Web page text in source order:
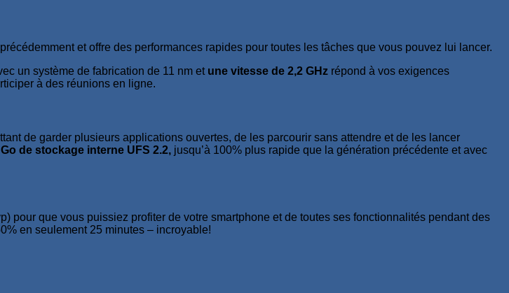
et offre des performances rapides pour toutes les tâches que vous pouvez lui lancer.
un système de fabrication de 11 nm et une vitesse de 2,2 GHz répond à vos exigences
à des réunions en ligne.
de garder plusieurs applications ouvertes, de les parcourir sans attendre et de les lancer
de stockage interne UFS 2.2, jusqu’à 100% plus rapide que la génération précédente et avec
pour que vous puissiez profiter de votre smartphone et de toutes ses fonctionnalités pendant des
en seulement 25 minutes – incroyable!